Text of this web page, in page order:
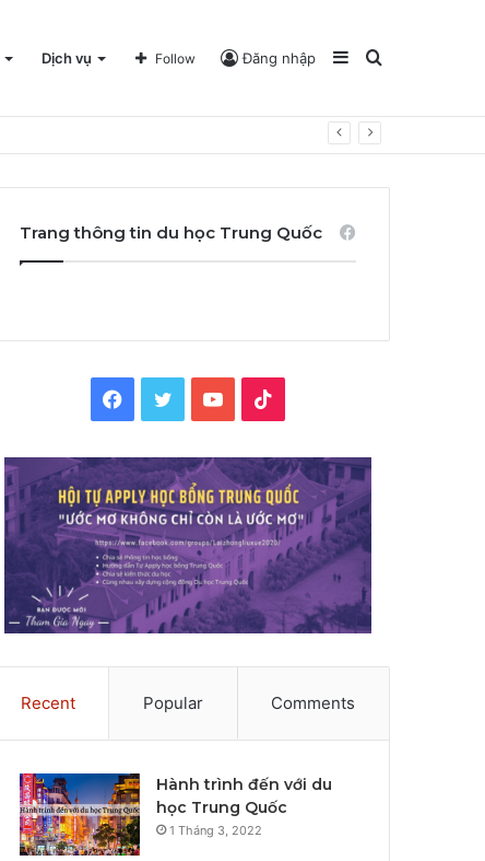
Dịch vụ Search
Sidebar
Đăng nhập
Follow
Trang thông tin du học Trung Quốc
Facebook
TwitterYouTube
Recent Popular Comments
Hành trình đến với du
học Trung Quốc
1 Tháng 3, 2022